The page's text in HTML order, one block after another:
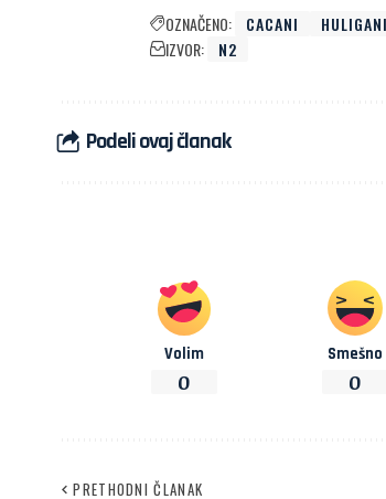
OZNAČENO: CACANI HULIGANI
IZVOR:
N2
Podeli ovaj članak
Volim
0
Smešno
0
PRETHODNI ČLANAK